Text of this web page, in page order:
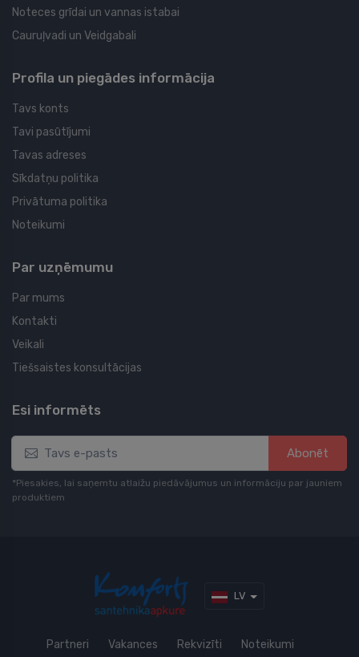
Noteces grīdai un vannas istabai
Cauruļvadi un Veidgabali
Profila un piegādes informācija
Tavs konts
Tavi pasūtījumi
Tavas adreses
Sīkdatņu politika
Privātuma politika
Noteikumi
Par uzņēmumu
Par mums
Kontakti
Veikali
Tiešsaistes konsultācijas
Esi informēts
Abonēt
*Piesakies, lai saņemtu atlaižu piedāvājumus un informāciju par jauniem
produktiem
LV
Partneri Vakances Rekvizīti Noteikumi